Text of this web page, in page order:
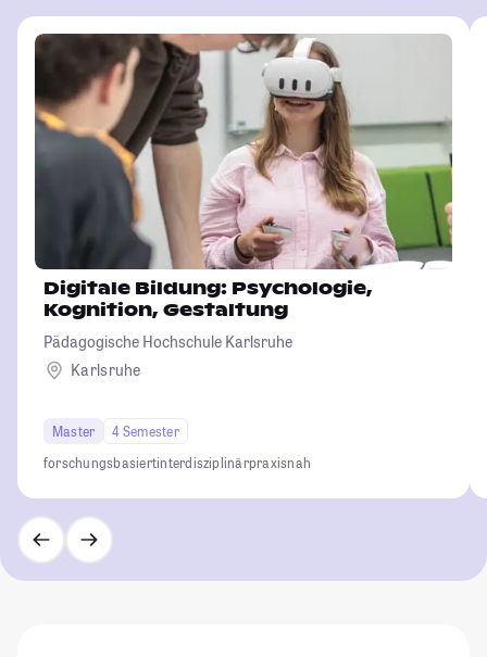
Digitale Bildung: Psychologie,
Kognition, Gestaltung
Pädagogische Hochschule Karlsruhe
Karlsruhe
Master
4 Semester
forschungsbasiertinterdisziplinärpraxisnah